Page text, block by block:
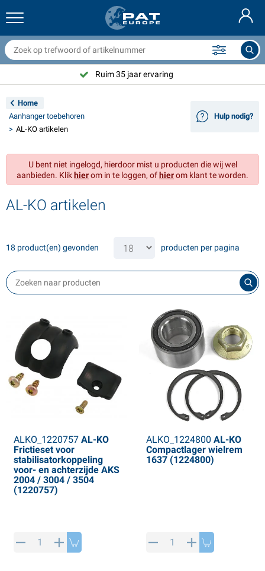
& toebehoren
elektra
Aspöck
verlichting Radex
verlichting LED
& toebehoren
& toebehoren
& toebehoren
& toebehoren
& gereedschapkisten
artikelen
interieur
& 24V toebehoren
& noodartikelen
& lieren
& camper exterieur
& camper interieur
accessoires
camping
accessoires
artikelen
artikelen
artikelen
en beslag
en sluitingen
en onderhoud
boot toebehoren
& blusdekens
artikelen
Deutsch
English
Français
Norsk
Dansk
Italiano
Polski
Ruim 35 jaar ervaring
Home
Aanhanger toebehoren
AL-KO artikelen
Hulp nodig?
U bent niet ingelogd, hierdoor mist u producten die wij wel
aanbieden. Klikhierom in te loggen, ofhierom klant te worden.
AL-KO artikelen
18 product(en) gevonden producten per pagina
ALKO_1220757AL-KO
Frictieset voor
stabilisatorkoppeling
voor- en achterzijde AKS
2004 / 3004 / 3504
(1220757)
ALKO_1224800 AL-KO
Compactlager wielrem
1637 (1224800)